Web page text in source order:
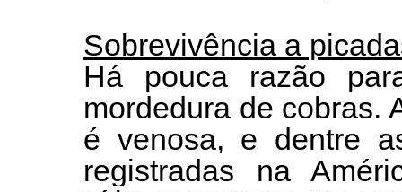
Sobrevivência a
Há pouca razão
mordedura de cobras.
é venosa, e dentre
registradas na